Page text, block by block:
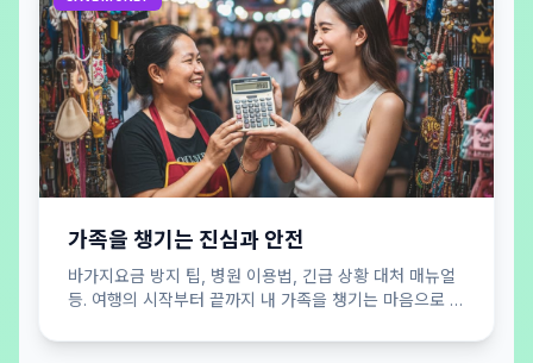
가족을 챙기는 진심과 안전
바가지요금 방지 팁, 병원 이용법, 긴급 상황 대처 매뉴얼
등. 여행의 시작부터 끝까지 내 가족을 챙기는 마음으로 당